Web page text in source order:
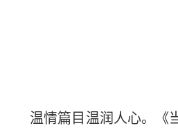
温情篇目温润人心。《